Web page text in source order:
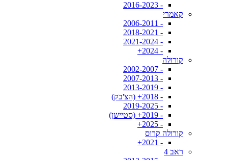
- 2016-2023
קאמרי
- 2006-2011
- 2018-2021
- 2021-2024
- 2024+
קורולה
- 2002-2007
- 2007-2013
- 2013-2019
- 2018+ (הצ'בק)
- 2019-2025
- 2019+ (סטיישן)
- 2025+
קורולה קרוס
- 2021+
ראב 4